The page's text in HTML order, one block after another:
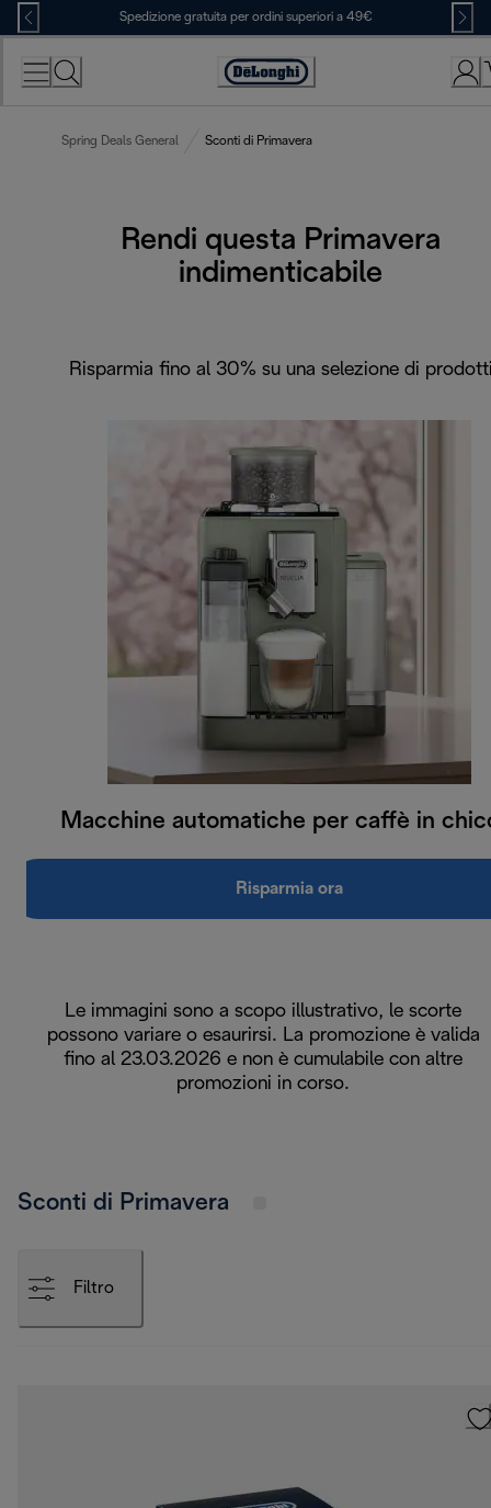
Skip
to
Content
Spedizione gratuita per ordini superiori a 49€
Accessibility
Spring Deals General Sconti di Primavera
Rendi questa Primavera
indimenticabile
Risparmia fino al 30% su una selezione di
Macchine automatiche per caffè in
Risparmia ora
Le immagini sono a scopo illustrativo, le scorte
possono variare o esaurirsi. La promozione è valida
fino al 23.03.2026 e non è cumulabile con altre
promozioni in corso.
Sconti di Primavera
Filtro